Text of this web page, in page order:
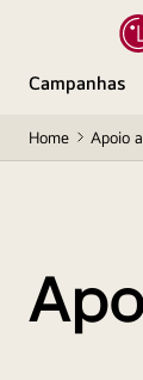
Campanhas
Home Apoio